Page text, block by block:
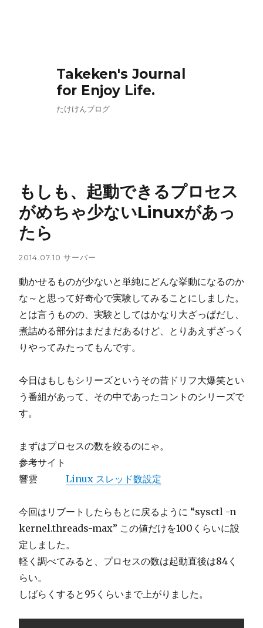
Takeken's Journal
for Enjoy Life.
たけけんブログ
もしも、起動できるプロセス
がめちゃ少ないLinuxがあっ
たら
2014.07.10 サーバー
動かせるものが少ないと単純にどんな挙動になるのか
な～と思って好奇心で実験してみることにしました。
とは言うものの、実験としてはかなり大ざっぱだし、
煮詰める部分はまだまだあるけど、とりあえずざっく
りやってみたってもんです。
今日はもしもシリーズというその昔ドリフ大爆笑とい
う番組があって、その中であったコントのシリーズで
す。
まずはプロセスの数を絞るのにゃ。
参考サイト
響雲 Linux スレッド数設定
今回はリブートしたらもとに戻るように “sysctl -n
kernel.threads-max” この値だけを100くらいに設
定しました。
軽く調べてみると、プロセスの数は起動直後は84く
らい。
しばらくすると95くらいまで上がりました。